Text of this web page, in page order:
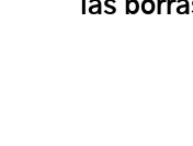
las